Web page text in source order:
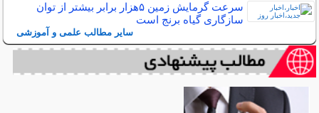
سرعت گرمایش زمین ۵هزار برابر بیشتر از توان
سازگاری گیاه برنج است
سایر مطالب علمی و آموزشی